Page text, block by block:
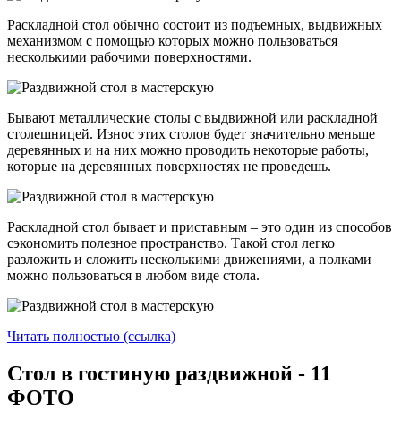
Раскладной стол обычно состоит из подъемных, выдвижных
механизмом с помощью которых можно пользоваться
несколькими рабочими поверхностями.
Бывают металлические столы с выдвижной или раскладной
столешницей. Износ этих столов будет значительно меньше
деревянных и на них можно проводить некоторые работы,
которые на деревянных поверхностях не проведешь.
Раскладной стол бывает и приставным – это один из способов
сэкономить полезное пространство. Такой стол легко
разложить и сложить несколькими движениями, а полками
можно пользоваться в любом виде стола.
Читать полностью (ссылка)
Стол в гостиную раздвижной - 11
ФОТО